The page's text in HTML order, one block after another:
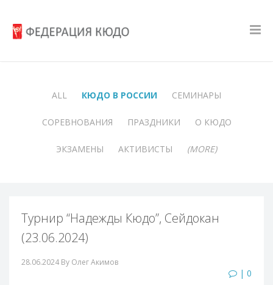
ALL КЮДО В РОССИИ СЕМИНАРЫ
СОРЕВНОВАНИЯ ПРАЗДНИКИ О КЮДО
ЭКЗАМЕНЫ АКТИВИСТЫ (MORE)
Турнир “Надежды Кюдо”, Сейдокан
(23.06.2024)
28.06.2024 By Олег Акимов
| 0